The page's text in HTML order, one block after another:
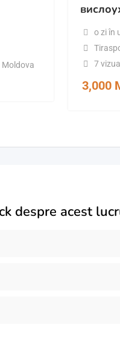
Moldova
o zi în
7
3,000
despre acest